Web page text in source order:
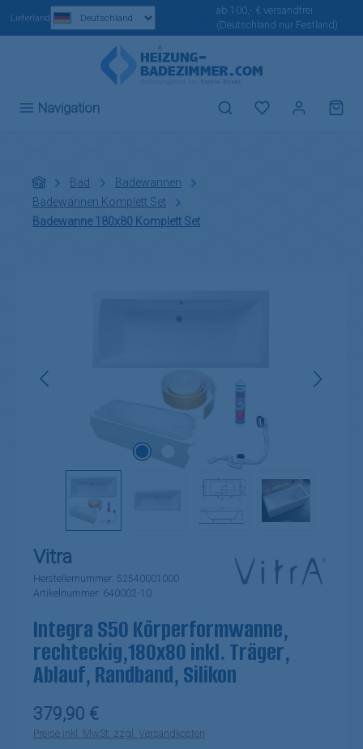
Zum Hauptinhalt springen
Lieferland
ab 100,- € versandfrei
(Deutschland nur Festland)
Navigation Du hast 0
Bad
Badewannen
Badewannen Komplett Set
Badewanne 180x80 Komplett Set
Vitra
Herstellernummer: 52540001000
Artikelnummer: 640002-10
Integra S50 Körperformwanne,
rechteckig,180x80 inkl. Träger,
Ablauf, Randband, Silikon
Regulärer Preis:
379,90 €
Preise inkl. MwSt. zzgl. Versandkosten